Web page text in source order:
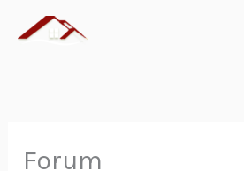
Inhalt
Forum